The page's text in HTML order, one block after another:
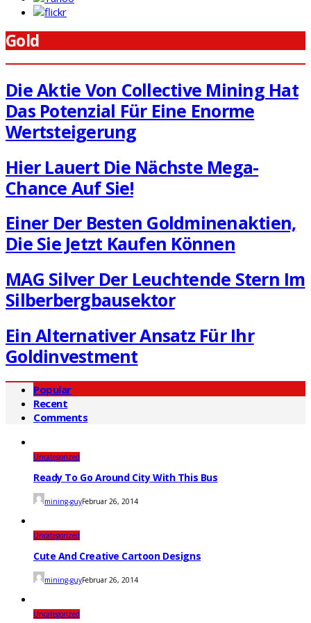
Gold
Die Aktie Von Collective Mining Hat
Das Potenzial Für Eine Enorme
Wertsteigerung
Hier Lauert Die Nächste Mega-
Chance Auf Sie!
Einer Der Besten Goldminenaktien,
Die Sie Jetzt Kaufen Können
MAG Silver Der Leuchtende Stern Im
Silberbergbausektor
Ein Alternativer Ansatz Für Ihr
Goldinvestment
Popular
Recent
Comments
Uncategorized
Ready To Go Around City With This Bus
mining-guyFebruar 26, 2014
Uncategorized
Cute And Creative Cartoon Designs
mining-guyFebruar 26, 2014
Uncategorized